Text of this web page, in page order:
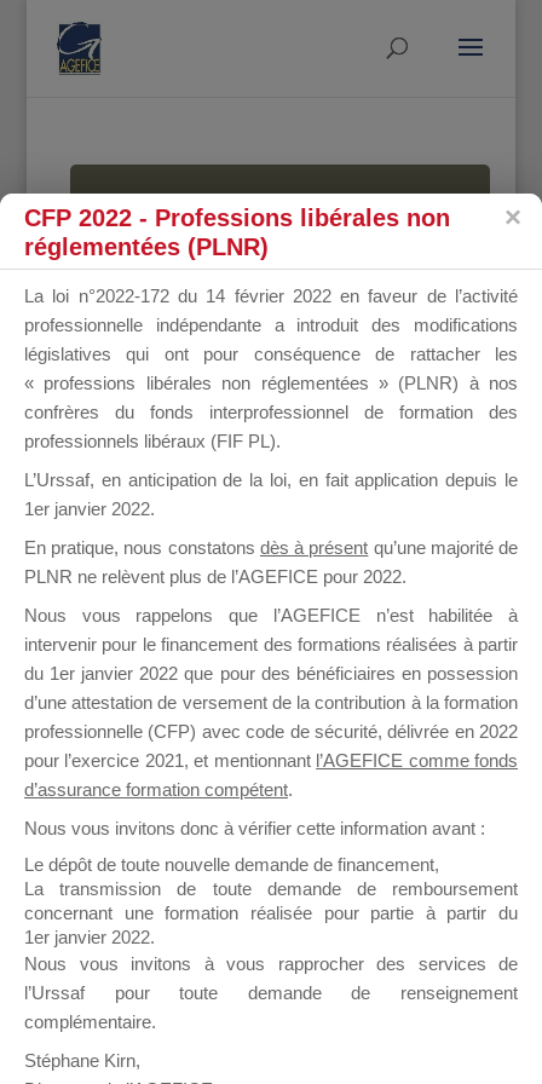
MALLETTE
DU
DIRIGEANT
Groupe Public
il y a un mois
Ce groupe est destiné aux Organismes de
Formation qui souhaitent répondre à l’Appel à
Propositions Mallette du Dirigeant.
sur lequel il est possible de laisser un message
ou poser une question.
NB : Il est nécessaire d’être
pouvoir rejoindre ce groupe
CFP 2022 - Professions libérales non
réglementées (PLNR)
La loi n°2022-172 du 14 février 2022 en faveur de l’activité
professionnelle indépendante a introduit des modifications
législatives qui ont pour conséquence de rattacher les
« professions libérales non réglementées » (PLNR) à nos
confrères du fonds interprofessionnel de formation des
professionnels libéraux (FIF PL).
L’Urssaf, en anticipation de la loi, en fait application depuis le
1er janvier 2022.
En pratique, nous constatons dès à présent qu’une majorité de
PLNR ne relèvent plus de l’AGEFICE pour 2022.
Nous vous rappelons que l’AGEFICE n’est habilitée à
intervenir pour le financement des formations réalisées à partir
du 1er janvier 2022 que pour des bénéficiaires en possession
d’une attestation de versement de la contribution à la formation
professionnelle (CFP) avec code de sécurité, délivrée en 2022
pour l’exercice 2021, et mentionnant l’AGEFICE comme fonds
d’assurance formation compétent.
Nous vous invitons donc à vérifier cette information avant :
Le dépôt de toute nouvelle demande de financement,
La transmission de toute demande de remboursement
concernant une formation réalisée pour partie à partir du
1er janvier 2022.
Nous vous invitons à vous rapprocher des services de
l’Urssaf pour toute demande de renseignement
complémentaire.
Stéphane Kirn,